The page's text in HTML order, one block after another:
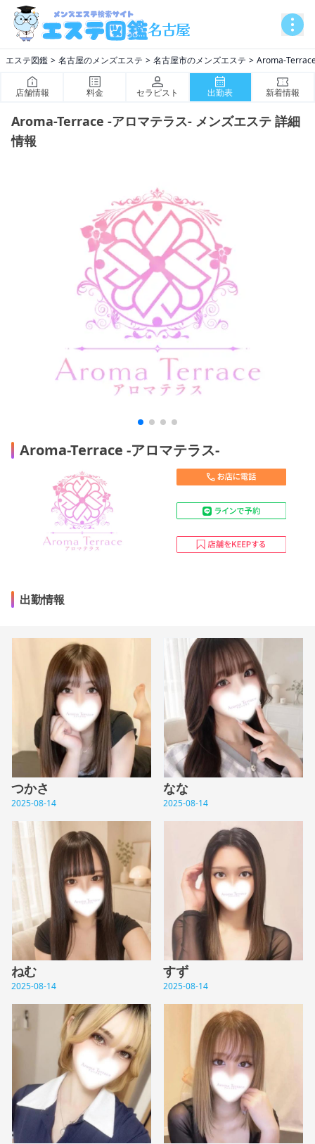
エステ図鑑 名古屋のメンズエステ 名古屋市のメンズエステ Aroma-
店舗情報 料金 セラピスト 出勤表 新着情報
Aroma-Terrace -アロマテラス- メンズエステ 詳細
情報
Aroma-Terrace -アロマテラス-
出勤情報
つかさ
2025-08-14
なな
2025-08-14
ねむ
2025-08-14
すず
2025-08-14